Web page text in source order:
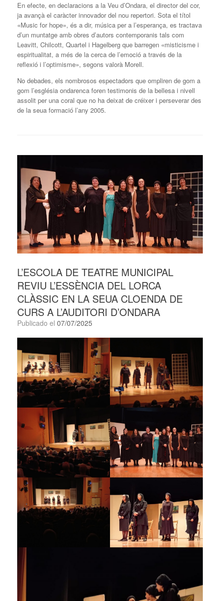
En efecte, en declaracions a la Veu d’Ondara, el director del cor,
ja avançà el caràcter innovador del nou repertori. Sota el títol
«Music for hope», és a dir, música per a l’esperança, es tractava
d’un muntatge amb obres d’autors contemporanis tals com
Leavitt, Chilcott, Quartel i Hagelberg que barregen «misticisme i
espiritualitat, a més de la cerca de l’emoció a través de la
reflexió i l’optimisme», segons valorà Morell.
No debades, els nombrosos espectadors que ompliren de gom a
gom l’església ondarenca foren testimonis de la bellesa i nivell
assolit per una coral que no ha deixat de créixer i perseverar des
de la seua formació l’any 2005.
L’ESCOLA DE TEATRE MUNICIPAL
REVIU L’ESSÈNCIA DEL LORCA
CLÀSSIC EN LA SEUA CLOENDA DE
CURS A L’AUDITORI D’ONDARA
Publicado el 07/07/2025